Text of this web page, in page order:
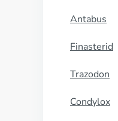
Antabus
Finasterid
Trazodon
Condylox